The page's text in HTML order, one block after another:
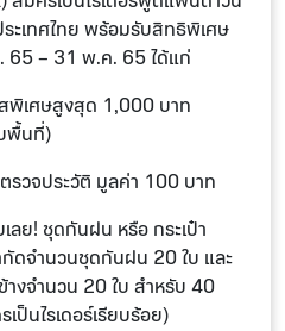
ะเทศไทย พร้อมรับสิทธิพิเศษ
65 – 31 พ.ค. 65 ได้แก่
พิเศษสูงสุด 1,000 บาท
พื้นที่)
รวจประวัติ มูลค่า 100 บาท
ลย! ชุดกันฝน หรือ กระเป๋า
กัดจำนวนชุดกันฝน 20 ใบ และ
างจำนวน 20 ใบ สำหรับ 40
ป็นไรเดอร์เรียบร้อย)